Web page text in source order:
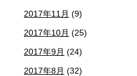
2017年11月 (9)
2017年10月 (25)
2017年9月 (24)
2017年8月 (32)